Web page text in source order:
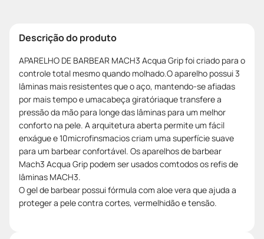
Descrição do produto
APARELHO DE BARBEAR MACH3 Acqua Grip foi criado para o
controle total mesmo quando molhado.O aparelho possui 3
lâminas mais resistentes que o aço, mantendo-se afiadas
por mais tempo e umacabeça giratóriaque transfere a
pressão da mão para longe das lâminas para um melhor
conforto na pele. A arquitetura aberta permite um fácil
enxágue e 10microfinsmacios criam uma superfície suave
para um barbear confortável. Os aparelhos de barbear
Mach3 Acqua Grip podem ser usados comtodos os refis de
lâminas MACH3.
O gel de barbear possui fórmula com aloe vera que ajuda a
proteger a pele contra cortes, vermelhidão e tensão.